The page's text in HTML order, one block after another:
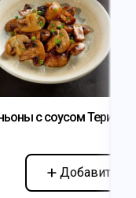
с соусом Терияки
Добавить